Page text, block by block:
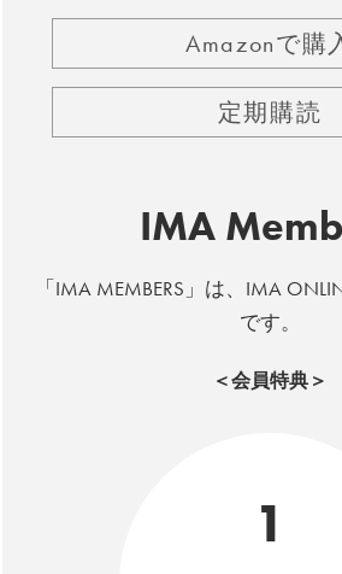
Amazonで購
定期購読
IMA
「IMA MEMBERS」は、IMA
です。
＜会員特典＞
1